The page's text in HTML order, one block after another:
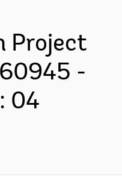
Project
-
04